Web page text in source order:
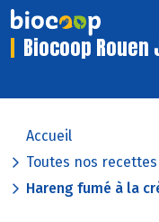
Biocoop Rouen
Accueil
Toutes nos recettes
Hareng fumé à la